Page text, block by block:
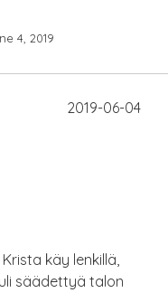
4, 2019
2019-06-04
käy lenkillä,
säädettyä talon